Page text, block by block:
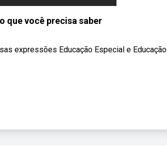
que você precisa saber
expressões Educação Especial e Educação